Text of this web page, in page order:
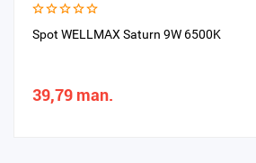
Spot WELLMAX Saturn 9W 6500K
39,79 man.